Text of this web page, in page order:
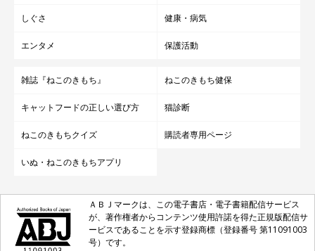
しぐさ 健康・病気
エンタメ 保護活動
雑誌『ねこのきもち』 ねこのきもち健保
キャットフードの正しい選び方 猫診断
ねこのきもちクイズ 購読者専用ページ
いぬ・ねこのきもちアプリ
ＡＢＪマークは、この電子書店・電子書籍配信サービス
が、著作権者からコンテンツ使用許諾を得た正規版配信サ
ービスであることを示す登録商標（登録番号 第11091003
号）です。